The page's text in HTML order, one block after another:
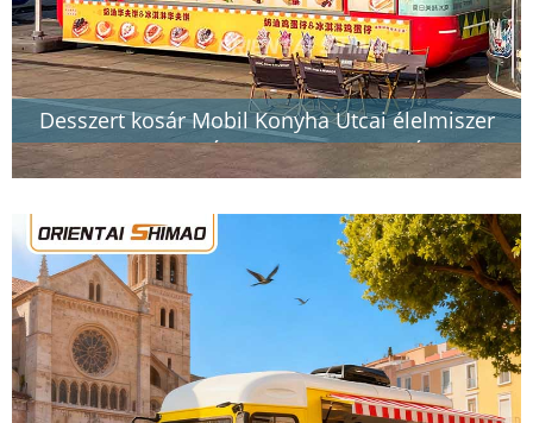
Desszert kosár Mobil Konyha Utcai élelmiszer
kosár Vendéglátás Élelmiszer Utánfutó Élelmiszer
teherautó